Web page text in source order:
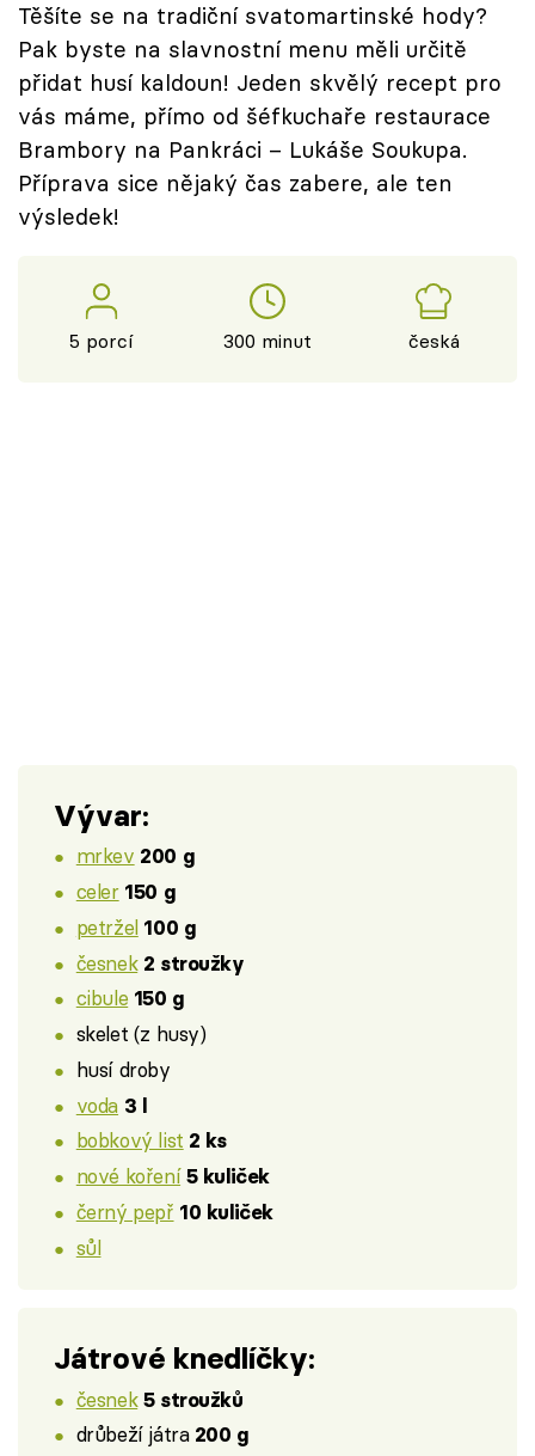
Přihlášení
Sledujte nás
Těšíte se na tradiční svatomartinské hody?
Pak byste na slavnostní menu měli určitě
přidat husí kaldoun! Jeden skvělý recept pro
vás máme, přímo od šéfkuchaře restaurace
Brambory na Pankráci – Lukáše Soukupa.
Příprava sice nějaký čas zabere, ale ten
výsledek!
5 porcí 300 minut česká
Vývar:
mrkev 200 g
celer 150 g
petržel 100 g
česnek 2 stroužky
cibule 150 g
skelet (z husy)
husí droby
voda 3 l
bobkový list 2 ks
nové koření 5 kuliček
černý pepř 10 kuliček
sůl
Játrové knedlíčky:
česnek 5 stroužků
drůbeží játra 200 g